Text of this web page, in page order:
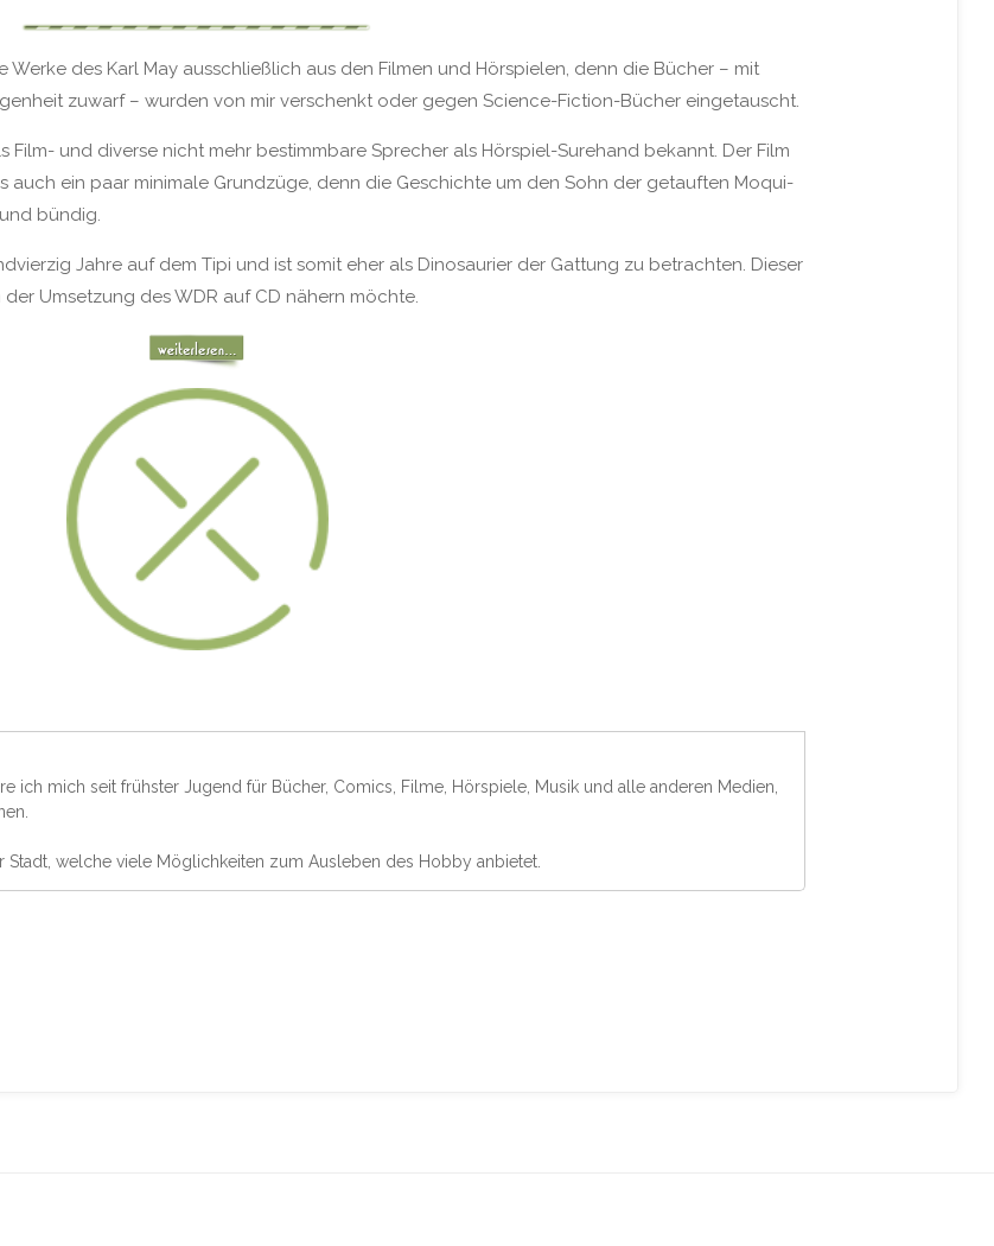
des Karl May ausschließlich aus den Filmen und Hörspielen, denn die Bücher – mit
zuwarf – wurden von mir verschenkt oder gegen Science-Fiction-Bücher eingetauscht.
Film- und diverse nicht mehr bestimmbare Sprecher als Hörspiel-Surehand bekannt. Der Film
auch ein paar minimale Grundzüge, denn die Geschichte um den Sohn der getauften Moqui-
bündig.
Jahre auf dem Tipi und ist somit eher als Dinosaurier der Gattung zu betrachten. Dieser
Umsetzung des WDR auf CD nähern möchte.
ich mich seit frühster Jugend für Bücher, Comics, Filme, Hörspiele, Musik und alle anderen Medien,
Stadt, welche viele Möglichkeiten zum Ausleben des Hobby anbietet.